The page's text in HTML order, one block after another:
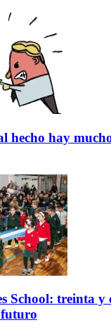
hecho hay
School: treinta y